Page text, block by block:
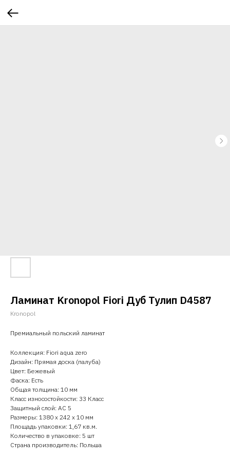
Ламинат Kronopol Fiori Дуб Тулип D4587
Kronopol
Премиальный польский ламинат
Коллекция: Fiori aqua zero
Дизайн: Прямая доска (палуба)
Цвет: Бежевый
Фаска: Есть
Общая толщина: 10 мм
Класс износостойкости: 33 Класс
Защитный слой: AC 5
Размеры: 1380 x 242 x 10 мм
Площадь упаковки: 1,67 кв.м.
Количество в упаковке: 5 шт
Страна производитель: Польша